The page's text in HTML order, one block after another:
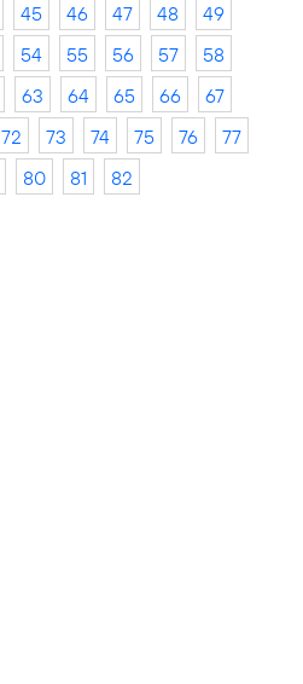
45 46 47 48
49
54 55 56 57
58
63 64 65 66
67
72 73 74 75 76
77
80 81 82